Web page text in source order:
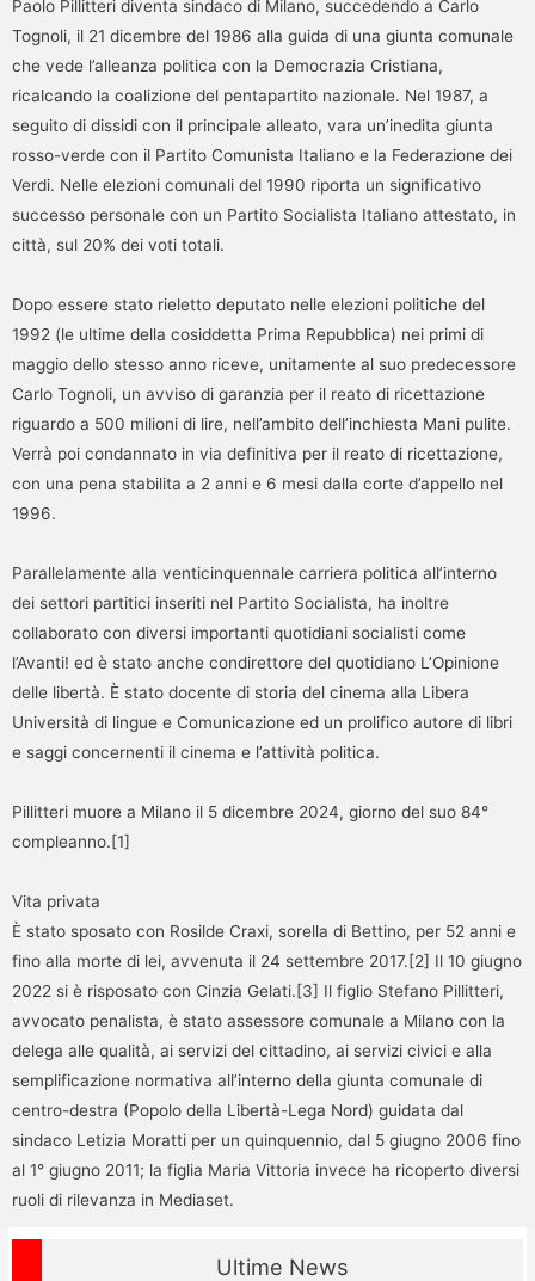
Paolo Pillitteri diventa sindaco di Milano, succedendo a Carlo
Tognoli, il 21 dicembre del 1986 alla guida di una giunta comunale
che vede l’alleanza politica con la Democrazia Cristiana,
ricalcando la coalizione del pentapartito nazionale. Nel 1987, a
seguito di dissidi con il principale alleato, vara un’inedita giunta
rosso-verde con il Partito Comunista Italiano e la Federazione dei
Verdi. Nelle elezioni comunali del 1990 riporta un significativo
successo personale con un Partito Socialista Italiano attestato, in
città, sul 20% dei voti totali.
Dopo essere stato rieletto deputato nelle elezioni politiche del
1992 (le ultime della cosiddetta Prima Repubblica) nei primi di
maggio dello stesso anno riceve, unitamente al suo predecessore
Carlo Tognoli, un avviso di garanzia per il reato di ricettazione
riguardo a 500 milioni di lire, nell’ambito dell’inchiesta Mani pulite.
Verrà poi condannato in via definitiva per il reato di ricettazione,
con una pena stabilita a 2 anni e 6 mesi dalla corte d’appello nel
1996.
Parallelamente alla venticinquennale carriera politica all’interno
dei settori partitici inseriti nel Partito Socialista, ha inoltre
collaborato con diversi importanti quotidiani socialisti come
l’Avanti! ed è stato anche condirettore del quotidiano L’Opinione
delle libertà. È stato docente di storia del cinema alla Libera
Università di lingue e Comunicazione ed un prolifico autore di libri
e saggi concernenti il cinema e l’attività politica.
Pillitteri muore a Milano il 5 dicembre 2024, giorno del suo 84°
compleanno.[1]
Vita privata
È stato sposato con Rosilde Craxi, sorella di Bettino, per 52 anni e
fino alla morte di lei, avvenuta il 24 settembre 2017.[2] Il 10 giugno
2022 si è risposato con Cinzia Gelati.[3] Il figlio Stefano Pillitteri,
avvocato penalista, è stato assessore comunale a Milano con la
delega alle qualità, ai servizi del cittadino, ai servizi civici e alla
semplificazione normativa all’interno della giunta comunale di
centro-destra (Popolo della Libertà-Lega Nord) guidata dal
sindaco Letizia Moratti per un quinquennio, dal 5 giugno 2006 fino
al 1° giugno 2011; la figlia Maria Vittoria invece ha ricoperto diversi
ruoli di rilevanza in Mediaset.
Ultime News